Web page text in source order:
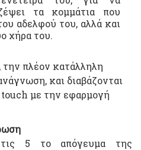
τα κομμάτια που
αδελφού του, αλλά και
χήρα του.
την πλέον κατάλληλη
και διαβάζονται
με την εφαρμογή
5 το απόγευμα της